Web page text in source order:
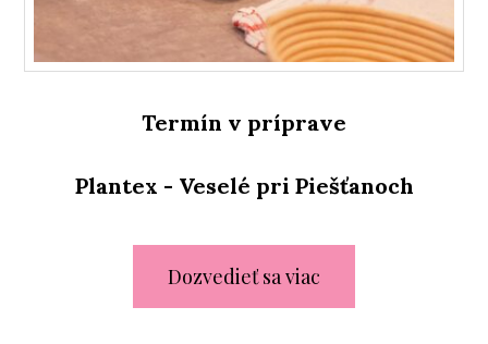
Termín v príprave
Plantex - Veselé pri Piešťanoch
Dozvedieť sa viac